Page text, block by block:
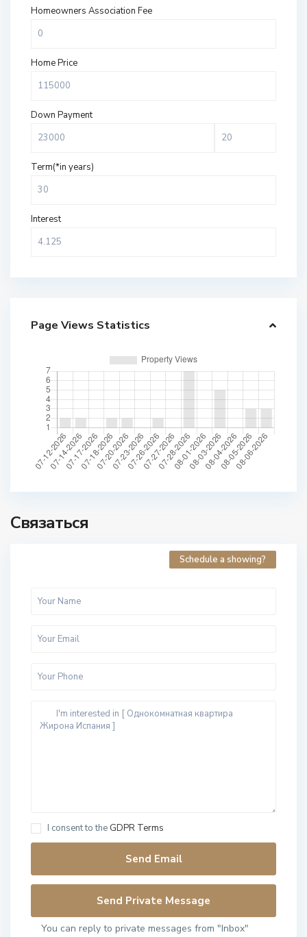
Homeowners Association Fee
Home Price
Down Payment
Term(*in years)
Interest
Page Views Statistics
Связаться
Schedule a showing?
I consent to the GDPR Terms
You can reply to private messages from "Inbox"